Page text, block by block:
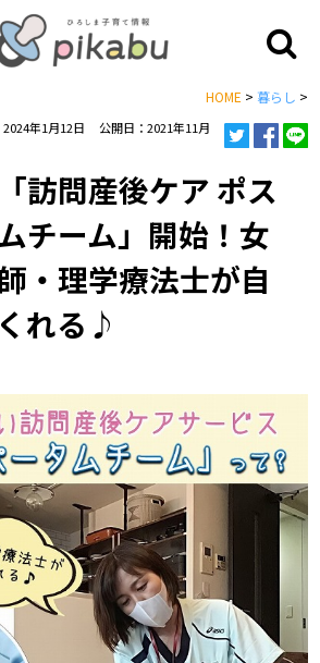
HOME > 暮らし >
年1月12日
公開日：2021年11月
訪問産後ケア ポス
チーム」開始！女
・理学療法士が自
れる♪